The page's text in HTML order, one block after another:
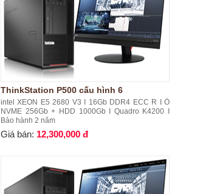
ThinkStation P500 cấu hình 6
intel XEON E5 2680 V3 I 16Gb DDR4 ECC R I Ổ
NVME 256Gb + HDD 1000Gb I Quadro K4200 I
Bảo hành 2 năm
Giá bán: 12,300,000 đ